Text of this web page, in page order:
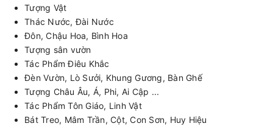
Tượng Vật
Thác Nước, Đài Nước
Đôn, Chậu Hoa, Bình Hoa
Tượng sân vườn
Tác Phẩm Điêu Khắc
Đèn Vườn, Lò Sưởi, Khung Gương, Bàn Ghế
Tượng Châu Âu, Á, Phi, Ai Cập ...
Tác Phẩm Tôn Giáo, Linh Vật
Bát Treo, Mâm Trần, Cột, Con Sơn, Huy Hiệu